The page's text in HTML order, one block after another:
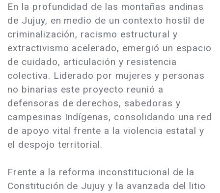
En la profundidad de las montañas andinas
de Jujuy, en medio de un contexto hostil de
criminalización, racismo estructural y
extractivismo acelerado, emergió un espacio
de cuidado, articulación y resistencia
colectiva. Liderado por mujeres y personas
no binarias este proyecto reunió a
defensoras de derechos, sabedoras y
campesinas Indígenas, consolidando una red
de apoyo vital frente a la violencia estatal y
el despojo territorial.
Frente a la reforma inconstitucional de la
Constitución de Jujuy y la avanzada del litio